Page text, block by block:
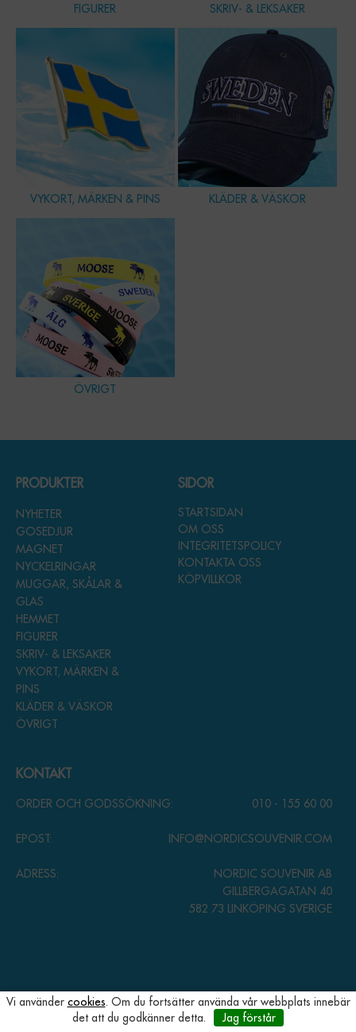
Vi använder cookies. Om du fortsätter använda vår webbplats innebär
det att du godkänner detta.
Jag förstår
FIGURER SKRIV- & LEKSAKER
VYKORT, MÄRKEN & PINS KLÄDER & VÄSKOR
ÖVRIGT
PRODUKTER
NYHETER
GOSEDJUR
MAGNET
NYCKELRINGAR
MUGGAR, SKÅLAR &
GLAS
HEMMET
FIGURER
SKRIV- & LEKSAKER
VYKORT, MÄRKEN &
PINS
KLÄDER & VÄSKOR
ÖVRIGT
SIDOR
STARTSIDAN
OM OSS
INTEGRITETSPOLICY
KONTAKTA OSS
KÖPVILLKOR
KONTAKT
ORDER OCH GODSSÖKNING: 010 - 155 60 00
EPOST: INFO@NORDICSOUVENIR.COM
ADRESS:
NORDIC SOUVENIR AB
GILLBERGAGATAN 40
582 73 LINKÖPING SVERIGE